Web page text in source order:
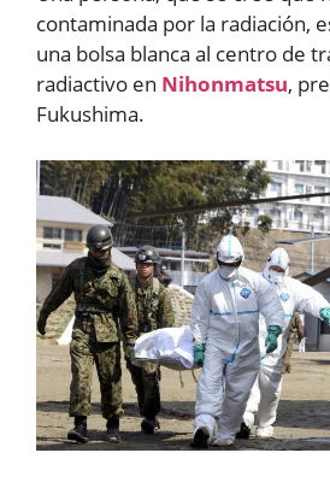
contaminada por la radiación,
una bolsa blanca al centro de
radiactivo en Nihonmatsu,
Fukushima.